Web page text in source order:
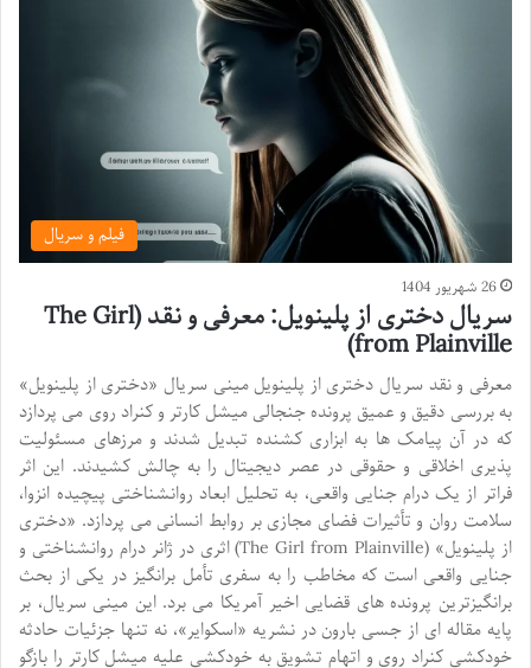
فیلم و سریال
26 شهریور 1404
سریال دختری از پلینویل: معرفی و نقد (The Girl
from Plainville)
معرفی و نقد سریال دختری از پلینویل مینی سریال «دختری از پلینویل»
به بررسی دقیق و عمیق پرونده جنجالی میشل کارتر و کنراد روی می پردازد
که در آن پیامک ها به ابزاری کشنده تبدیل شدند و مرزهای مسئولیت
پذیری اخلاقی و حقوقی در عصر دیجیتال را به چالش کشیدند. این اثر
فراتر از یک درام جنایی واقعی، به تحلیل ابعاد روانشناختی پیچیده انزوا،
سلامت روان و تأثیرات فضای مجازی بر روابط انسانی می پردازد. «دختری
از پلینویل» (The Girl from Plainville) اثری در ژانر درام روانشناختی و
جنایی واقعی است که مخاطب را به سفری تأمل برانگیز در یکی از بحث
برانگیزترین پرونده های قضایی اخیر آمریکا می برد. این مینی سریال، بر
پایه مقاله ای از جسی بارون در نشریه «اسکوایر»، نه تنها جزئیات حادثه
خودکشی کنراد روی و اتهام تشویق به خودکشی علیه میشل کارتر را بازگو